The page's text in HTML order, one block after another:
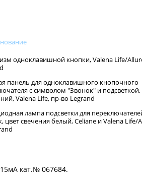
одноклавишной кнопки, Valena Life/
панель для одноклавишного кнопочного
с символом "Звонок" и подсветкой,
Valena Life, пр-во Legrand
лампа подсветки для
цвет свечения белый, Celiane и Valena Life/
кат.№ 067684.